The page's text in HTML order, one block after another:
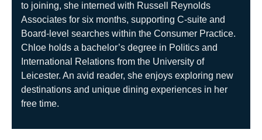
to joining, she interned with Russell Reynolds
Associates for six months, supporting C-suite and
Board-level searches within the Consumer Practice.
Chloe holds a bachelor’s degree in Politics and
International Relations from the University of
Leicester. An avid reader, she enjoys exploring new
destinations and unique dining experiences in her
free time.